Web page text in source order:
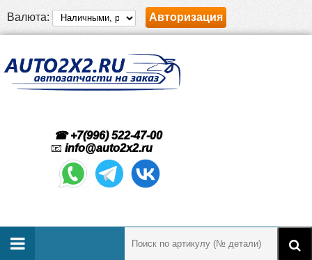
Валюта: Авторизация
☎ +7(996) 522-47-00
📧 info@auto2x2.ru